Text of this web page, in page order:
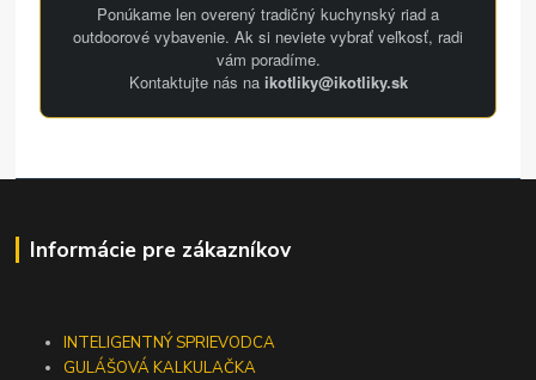
Ponúkame len overený tradičný kuchynský riad a
outdoorové vybavenie. Ak si neviete vybrať veľkosť, radi
vám poradíme.
Kontaktujte nás na ikotliky@ikotliky.sk
Informácie pre zákazníkov
INTELIGENTNÝ SPRIEVODCA
GULÁŠOVÁ KALKULAČKA